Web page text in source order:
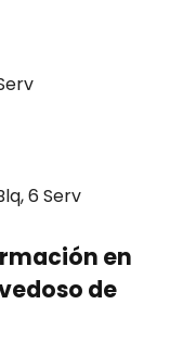
6 Serv
en
de